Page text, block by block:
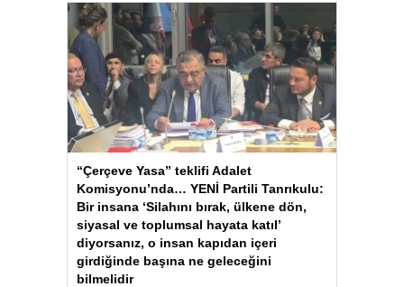
“Çerçeve Yasa” teklifi Adalet
Komisyonu’nda… YENİ Partili Tanrıkulu:
Bir insana ‘Silahını bırak, ülkene dön,
siyasal ve toplumsal hayata katıl’
diyorsanız, o insan kapıdan içeri
girdiğinde başına ne geleceğini
bilmelidir